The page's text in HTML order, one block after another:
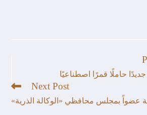
حاملًا قمرًا اصطناعيًا
Next Post
عضواً بمجلس محافظي «الوكالة الذرية»